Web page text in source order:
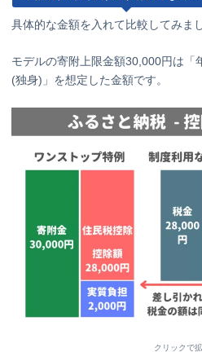
具体的な金額を入れて比較してみまし
モデルの寄附上限金額30,000円は「
(独身)」を想定した金額です。
クリックで